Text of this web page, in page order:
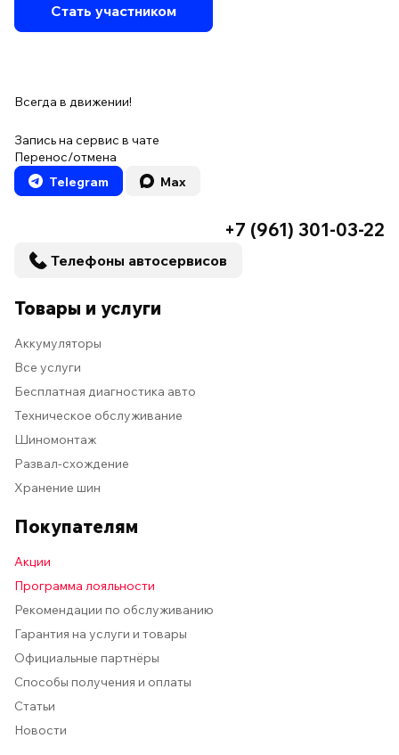
Стать участником
Всегда в движении!
Запись на сервис в чате
Перенос/отмена
Telegram
Max
+7 (961) 301-03-22
Телефоны автосервисов
Товары и услуги
Аккумуляторы
Все услуги
Бесплатная диагностика авто
Техническое обслуживание
Шиномонтаж
Развал-схождение
Хранение шин
Покупателям
Акции
Программа лояльности
Рекомендации по обслуживанию
Гарантия на услуги и товары
Официальные партнёры
Способы получения и оплаты
Статьи
Новости